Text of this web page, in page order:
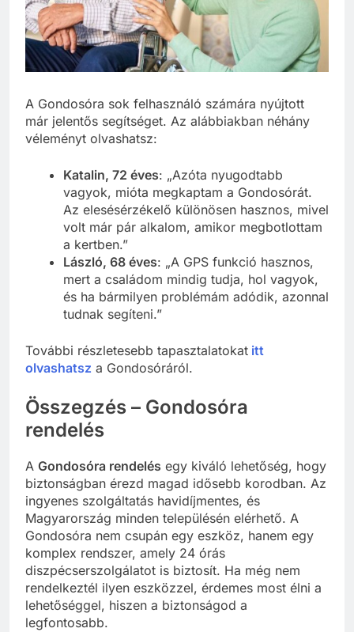
A Gondosóra sok felhasználó számára nyújtott
már jelentős segítséget. Az alábbiakban néhány
véleményt olvashatsz:
Katalin, 72 éves: „Azóta nyugodtabb
vagyok, mióta megkaptam a Gondosórát.
Az elesésérzékelő különösen hasznos, mivel
volt már pár alkalom, amikor megbotlottam
a kertben.”
László, 68 éves: „A GPS funkció hasznos,
mert a családom mindig tudja, hol vagyok,
és ha bármilyen problémám adódik, azonnal
tudnak segíteni.”
További részletesebb tapasztalatokat itt
olvashatsz a Gondosóráról.
Összegzés – Gondosóra
rendelés
A Gondosóra rendelés egy kiváló lehetőség, hogy
biztonságban érezd magad idősebb korodban. Az
ingyenes szolgáltatás havidíjmentes, és
Magyarország minden településén elérhető. A
Gondosóra nem csupán egy eszköz, hanem egy
komplex rendszer, amely 24 órás
diszpécserszolgálatot is biztosít. Ha még nem
rendelkeztél ilyen eszközzel, érdemes most élni a
lehetőséggel, hiszen a biztonságod a
legfontosabb.